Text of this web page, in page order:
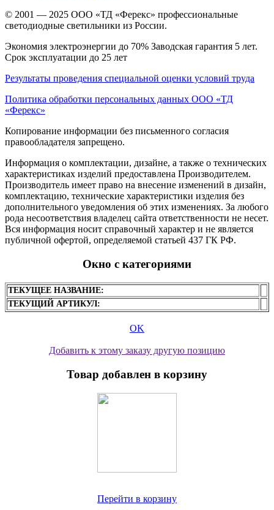
© 2001 — 2025 ООО «ТД «Ферекс» профессиональные
светодиодные светильники из России.
Экономия электроэнергии до 70% Заводская гарантия 5 лет.
Срок эксплуатации до 25 лет
Результаты проведения специальной оценки условий труда
Политика обработки персональных данных ООО «ТД
«Ферекс»
Копирование информации без письменного согласия
правообладателя запрещено.
Информация о комплектации, дизайне, а также о технических
характеристиках изделий предоставлена Производителем.
Производитель имеет право на внесение изменений в дизайн,
комплектацию, технические характеристики изделия без
дополнительного уведомления об этих изменениях. За любого
рода несоответствия владелец сайта ответственности не несет.
Вся информация носит справочный характер и не является
публичной офертой, определяемой статьей 437 ГК РФ.
Окно с категориями
ТЕКУЩЕЕ НАЗВАНИЕ:
ТЕКУЩИЙ АРТИКУЛ:
OK
Добавить к этому заказу другую позицию
Товар добавлен в корзину
Перейти в корзину